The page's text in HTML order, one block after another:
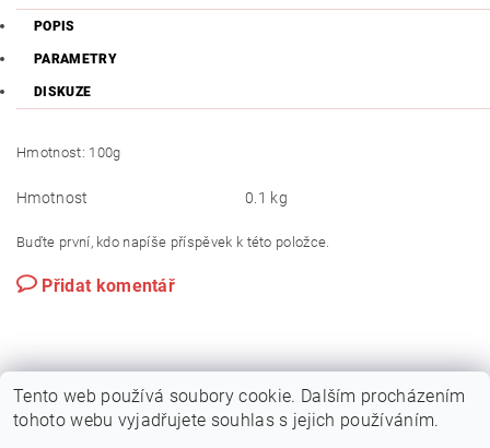
POPIS
PARAMETRY
DISKUZE
Hmotnost: 100g
Hmotnost 0.1 kg
Buďte první, kdo napíše příspěvek k této položce.
Přidat komentář
Tento web používá soubory cookie. Dalším procházením
tohoto webu vyjadřujete souhlas s jejich používáním.